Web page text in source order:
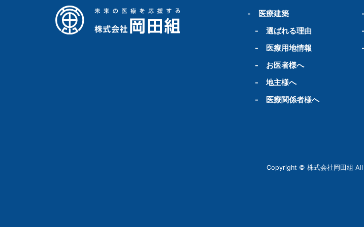
-
医療建築
- 選ばれる理由
-
医療用地情報
- お医者様へ
-地主様へ
-
医療関係者様へ
Copyright © 株式会社岡田組 All